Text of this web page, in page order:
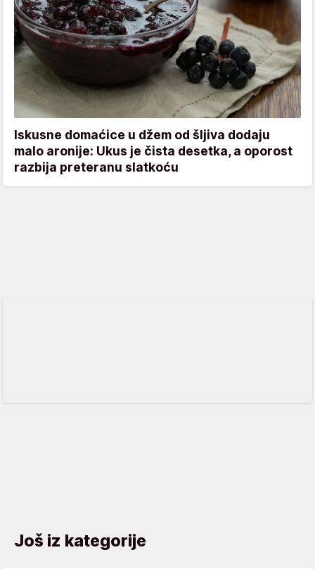
Iskusne domaćice u džem od šljiva dodaju
malo aronije: Ukus je čista desetka, a oporost
razbija preteranu slatkoću
Još iz kategorije